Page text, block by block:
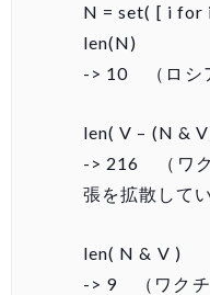
N = set( [ i for
len(N)
-> 10 （ロシ
len( V – (N &
-> 216 （ワク
張を拡散して
len( N & V )
-> 9 （ワクチ